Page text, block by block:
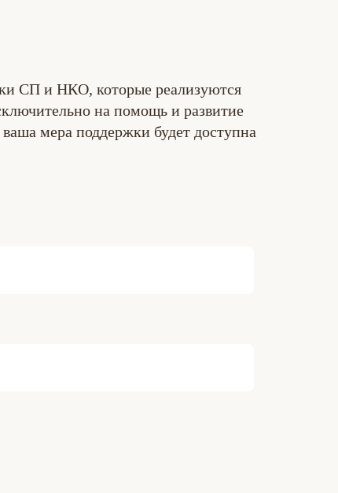
СП и НКО, которые реализуются
на помощь и развитие
мера поддержки будет доступна